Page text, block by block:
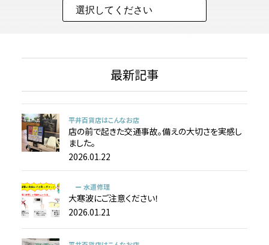
最新記事
平井百貨店はこんなお店
店の前で起きた交通事故。備えの大切さを実感し
ました。
2026.01.22
ー 水道修理
大寒波にご注意ください！
2026.01.21